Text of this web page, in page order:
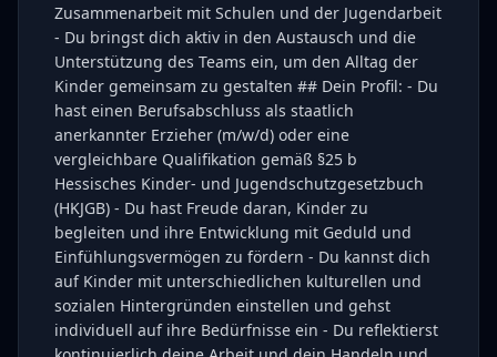
Zusammenarbeit mit Schulen und der Jugendarbeit
- Du bringst dich aktiv in den Austausch und die
Unterstützung des Teams ein, um den Alltag der
Kinder gemeinsam zu gestalten ## Dein Profil: - Du
hast einen Berufsabschluss als staatlich
anerkannter Erzieher (m/w/d) oder eine
vergleichbare Qualifikation gemäß §25 b
Hessisches Kinder- und Jugendschutzgesetzbuch
(HKJGB) - Du hast Freude daran, Kinder zu
begleiten und ihre Entwicklung mit Geduld und
Einfühlungsvermögen zu fördern - Du kannst dich
auf Kinder mit unterschiedlichen kulturellen und
sozialen Hintergründen einstellen und gehst
individuell auf ihre Bedürfnisse ein - Du reflektierst